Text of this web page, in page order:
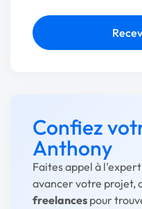
Confiez
Anthony
Faites appel à
avancer votre projet,
freelances pour